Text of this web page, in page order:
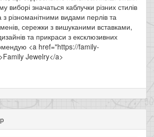
виборі значаться каблучки різних стилів
різноманітними видами перлів та
сережки з вишуканими вставками,
та прикраси з ексклюзивних
<a href="https://family-
Jewelry</a>